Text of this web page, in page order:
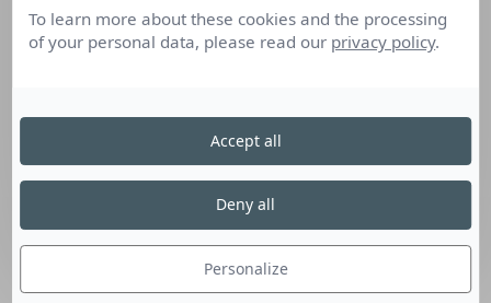
faire le lien avec les différents services de
l’entreprise (règlementaire, R&D, ventes, artwork
Développer des outils support d’aide à la vente pour les
commerciaux (argumentaires produits, comparatif marché,
Faire de la veille concurrentielle online et en magasin.
To learn more about these cookies and the processing
of your personal data, please read our privacy policy.
Personalize
Deny all
Accept all